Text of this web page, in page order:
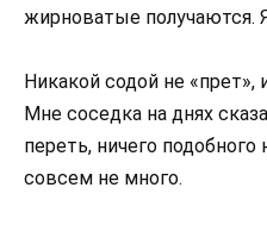
жирноватые получаются.
Никакой содой не
Мне соседка на днях
переть, ничего подобного
совсем не много.